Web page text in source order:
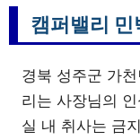
캠퍼밸리 민
경북 성주군 가
리는 사장님의
실 내 취사는 금